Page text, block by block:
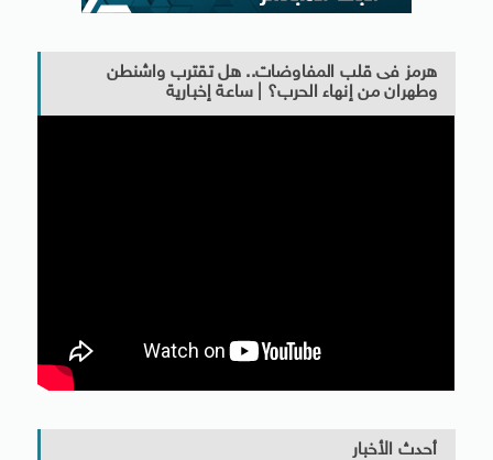
هرمز فى قلب المفاوضات.. هل تقترب واشنطن
وطهران من إنهاء الحرب؟ | ساعة إخبارية
أحدث الأخبار